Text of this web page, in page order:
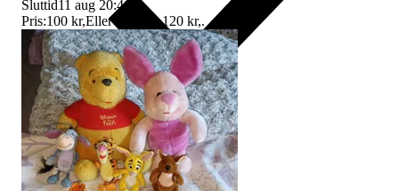
Sluttid11 aug 20:41
Pris:100 kr,Eller Köp nu 120 kr,.